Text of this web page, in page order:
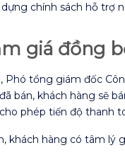
chính sách hỗ trợ
giá đồng
Phó tổng giám đốc
bán, khách hàng sẽ
phép tiến độ thanh
khách hàng có tâm